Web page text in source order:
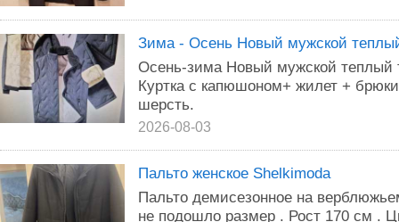
Зима - Осень Новый мужской
Осень-зима Новый мужской теплый
Куртка с капюшоном+ жилет +
шерсть.
2026-08-03
Пальто женское Shelkimoda
Пальто демисезонное на
не подошло размер . Рост 170 см .